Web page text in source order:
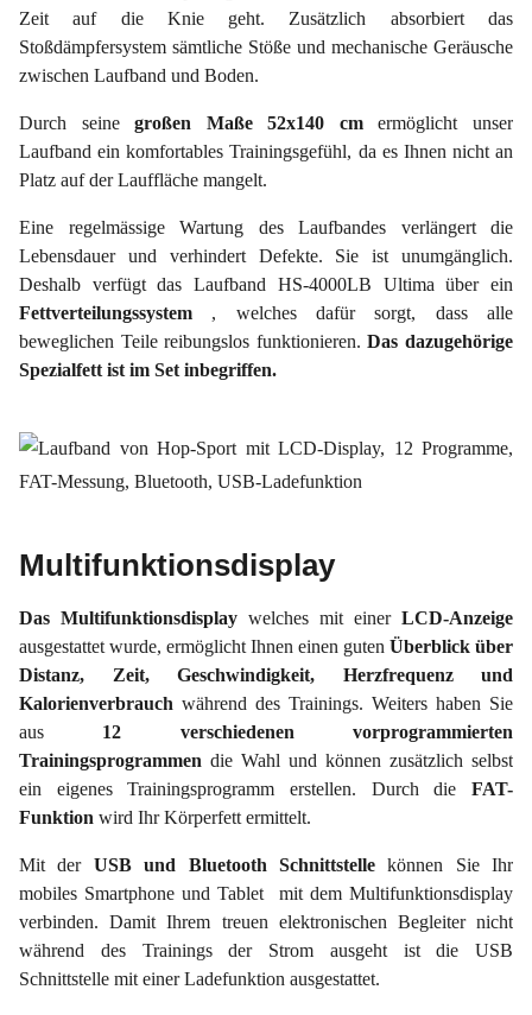
Zeit auf die Knie geht. Zusätzlich absorbiert das
Stoßdämpfersystem sämtliche Stöße und mechanische Geräusche
zwischen Laufband und Boden.
Durch seinegroßen Maße 52x140 cmermöglicht unser
Laufband ein komfortables Trainingsgefühl, da es Ihnen nicht an
Platz auf der Lauffläche mangelt.
Eine regelmässige Wartung des Laufbandes verlängert die
Lebensdauer und verhindert Defekte. Sie ist unumgänglich.
Deshalb verfügt das Laufband HS-4000LB Ultima über ein
Fettverteilungssystem , welches dafür sorgt, dass alle
beweglichen Teile reibungslos funktionieren.Das dazugehörige
Spezialfett ist im Set inbegriffen.
Multifunktionsdisplay
Das Multifunktionsdisplay welches mit einer LCD-Anzeige
ausgestattet wurde, ermöglicht Ihnen einen guten Überblick über
Distanz, Zeit, Geschwindigkeit, Herzfrequenz und
Kalorienverbrauch während des Trainings. Weiters haben Sie
aus 12 verschiedenen vorprogrammierten
Trainingsprogrammen die Wahl und können zusätzlich selbst
ein eigenes Trainingsprogramm erstellen. Durch die FAT-
Funktion wird Ihr Körperfett ermittelt.
Mit derUSB und Bluetooth Schnittstellekönnen Sie Ihr
mobiles Smartphone und Tablet mit dem Multifunktionsdisplay
verbinden. Damit Ihrem treuen elektronischen Begleiter nicht
während des Trainings der Strom ausgeht ist die USB
Schnittstelle mit einer Ladefunktion ausgestattet.